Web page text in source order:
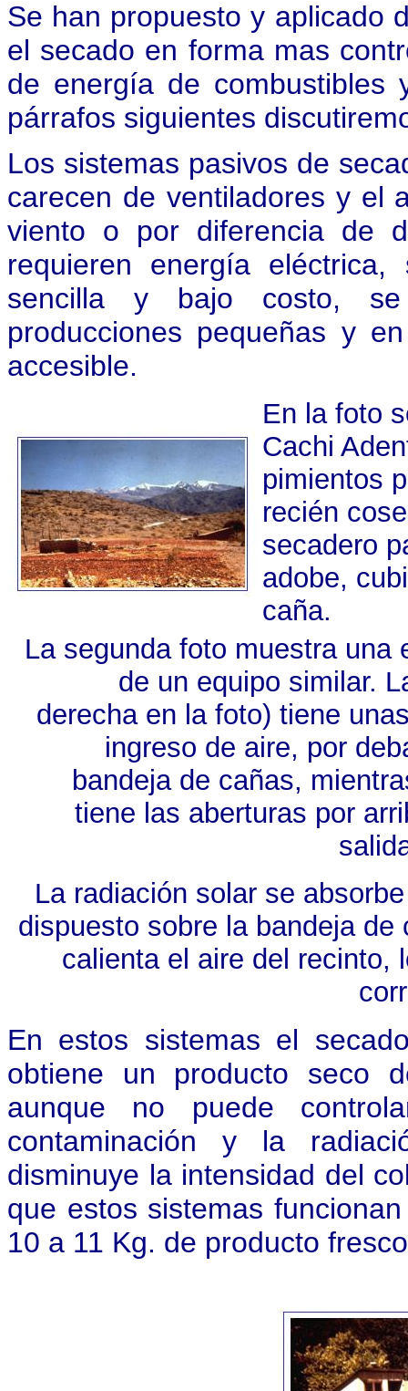
Se han propuesto y aplicado
el secado en forma mas
de energía de combustibles
párrafos siguientes
Los sistemas pasivos de
carecen de ventiladores y el
viento o por diferencia de
requieren energía eléctrica,
sencilla y bajo costo, se
producciones pequeñas y
accesible.
En la foto
Cachi
pimientos
recién
secadero
adobe,
caña.
La segunda foto muestra una
de un equipo similar.
derecha en la foto) tiene
ingreso de aire, por
bandeja de cañas,
tiene las aberturas por
La radiación solar se
dispuesto sobre la bandeja de
calienta el aire del recinto,
En estos sistemas el
obtiene un producto seco
aunque no puede
contaminación y la
disminuye la intensidad del
que estos sistemas
10 a 11 Kg. de producto